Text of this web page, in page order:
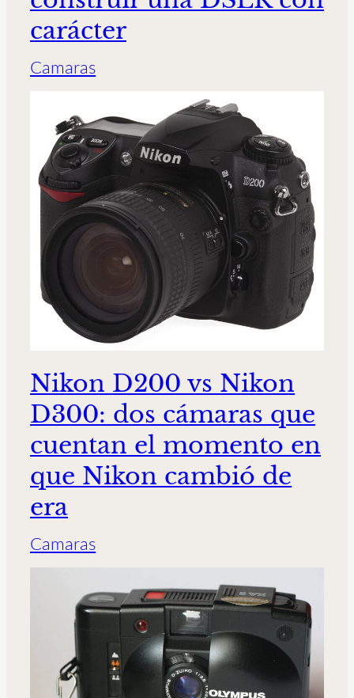
carácter
Camaras
Nikon D200 vs Nikon
D300: dos cámaras que
cuentan el momento en
que Nikon cambió de
era
Camaras